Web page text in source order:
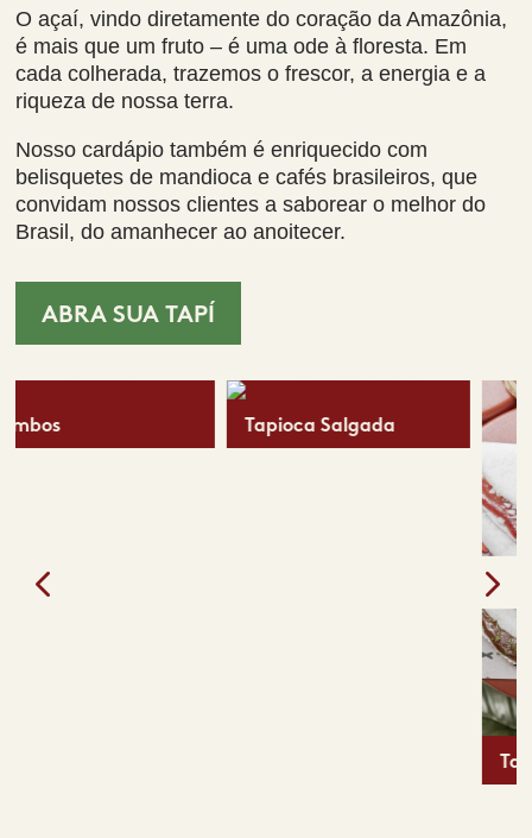
O açaí, vindo diretamente do coração da Amazônia,
é mais que um fruto – é uma ode à floresta. Em
cada colherada, trazemos o frescor, a energia e a
riqueza de nossa terra.
Nosso cardápio também é enriquecido com
belisquetes de mandioca e cafés brasileiros, que
convidam nossos clientes a saborear o melhor do
Brasil, do amanhecer ao anoitecer.
ABRA SUA TAPÍ
Tapioca Salgada
Tapioca Doce